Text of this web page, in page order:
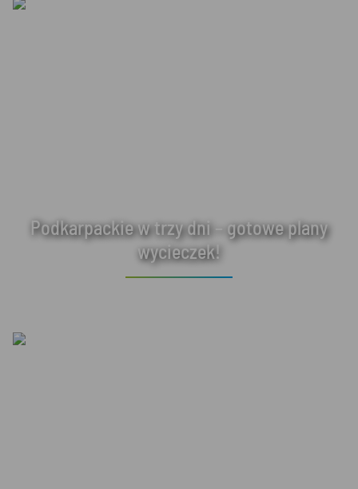
Podkarpackie w trzy dni – gotowe plany
wycieczek!